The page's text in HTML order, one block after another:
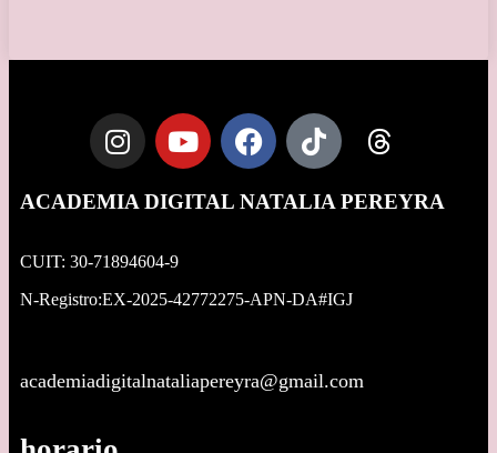
ACADEMIA DIGITAL NATALIA PEREYRA
CUIT: 30-71894604-9
N-Registro:EX-2025-42772275-APN-DA#IGJ
academiadigitalnataliapereyra@gmail.com